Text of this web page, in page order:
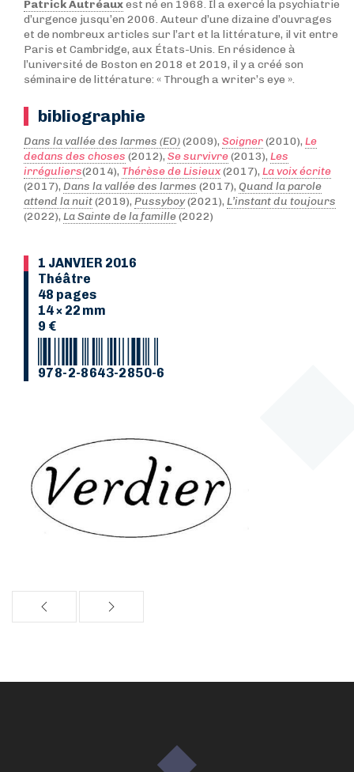
Patrick Autréauxest né en 1968. Il a exercé la psychiatrie
d’urgence jusqu’en 2006. Auteur d’une dizaine d’ouvrages
et de nombreux articles sur l’art et la littérature, il vit entre
Paris et Cambridge, aux États-Unis. En résidence à
l’université de Boston en 2018 et 2019, il y a créé son
séminaire de littérature: « Through a writer’s eye ».
bibliographie
Dans la vallée des larmes (EO)(2009), Soigner(2010), Le
dedans des choses (2012), Se survivre(2013), Les
irréguliers(2014), Thérèse de Lisieux(2017), La voix écrite
(2017), Dans la vallée des larmes (2017), Quand la parole
attend la nuit(2019), Pussyboy(2021), L’instant du toujours
(2022), La Sainte de la famille(2022)
1 JANVIER 2016
Théâtre
48 pages
14 × 22 mm
9 €
978-2-8643-2850-6